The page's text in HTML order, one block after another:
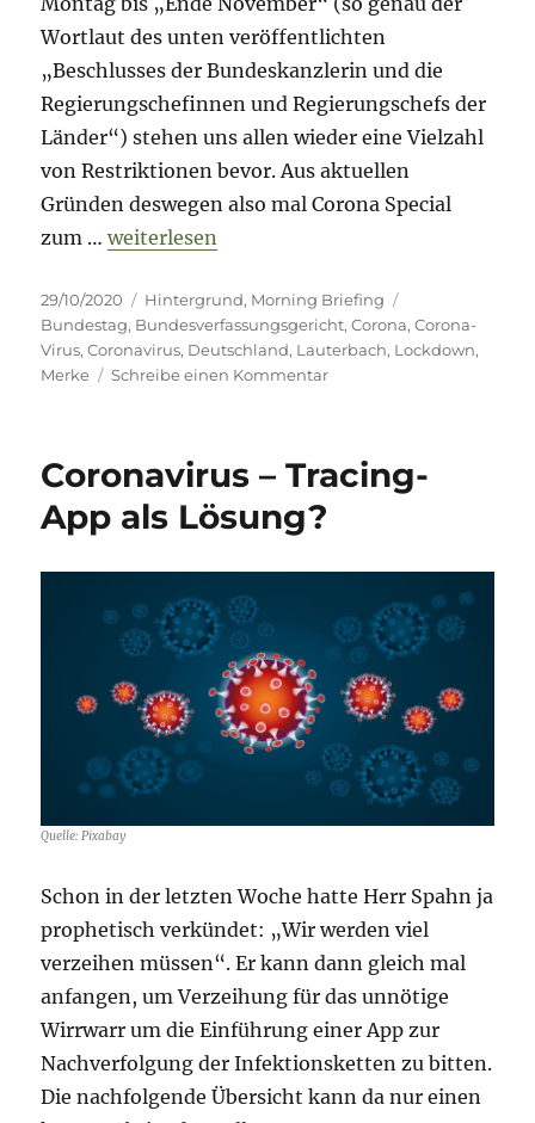
Wortlaut des unten veröffentlichten
„Beschlusses der Bundeskanzlerin und die
Regierungschefinnen und Regierungschefs der
Länder“) stehen uns allen wieder eine Vielzahl
von Restriktionen bevor. Aus aktuellen
Gründen deswegen also mal Corona Special
zum …„Morning Briefing 29. Oktober 2020 –
weiterlesen
Veröffentlicht
am
29/10/2020 Kategorien
Hintergrund, Morning Briefing
Bundestag, Bundesverfassungsgericht,Corona,Corona-
Virus,Coronavirus, Deutschland, Lauterbach, Lockdown,
Merke
Schreibe einen Kommentarzu
Oktober
Coronavirus – Tracing-
App als Lösung?
Quelle: Pixabay
Schon in der letzten Woche hatte Herr Spahn ja
prophetisch verkündet: „Wir werden viel
verzeihen müssen“. Er kann dann gleich mal
anfangen, um Verzeihung für das unnötige
Wirrwarr um die Einführung einer App zur
Nachverfolgung der Infektionsketten zu bitten.
Die nachfolgende Übersicht kann da nur einen